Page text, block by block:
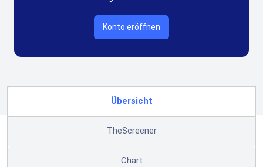
Konto eröffnen
Übersicht
TheScreener
Chart